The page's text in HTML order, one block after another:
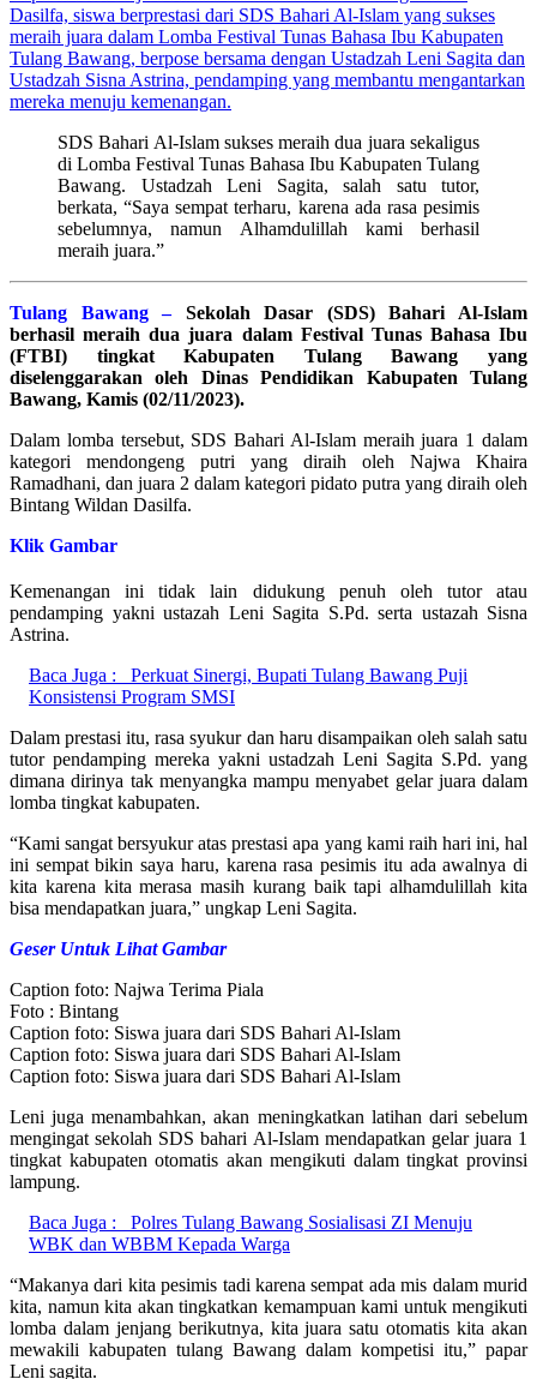
Dasilfa, siswa berprestasi dari SDS Bahari Al-Islam yang sukses
meraih juara dalam Lomba Festival Tunas Bahasa Ibu Kabupaten
Tulang Bawang, berpose bersama dengan Ustadzah Leni Sagita dan
Ustadzah Sisna Astrina, pendamping yang membantu mengantarkan
mereka menuju kemenangan.
SDS Bahari Al-Islam sukses meraih dua juara sekaligus
di Lomba Festival Tunas Bahasa Ibu Kabupaten Tulang
Bawang. Ustadzah Leni Sagita, salah satu tutor,
berkata, “Saya sempat terharu, karena ada rasa pesimis
sebelumnya, namun Alhamdulillah kami berhasil
meraih juara.”
Tulang Bawang –Sekolah Dasar (SDS) Bahari Al-Islam
berhasil meraih dua juara dalam Festival Tunas Bahasa Ibu
(FTBI) tingkat Kabupaten Tulang Bawang yang
diselenggarakan oleh Dinas Pendidikan Kabupaten Tulang
Bawang, Kamis (02/11/2023).
Dalam lomba tersebut, SDS Bahari Al-Islam meraih juara 1 dalam
kategori mendongeng putri yang diraih oleh Najwa Khaira
Ramadhani, dan juara 2 dalam kategori pidato putra yang diraih oleh
Bintang Wildan Dasilfa.
Klik Gambar
Kemenangan ini tidak lain didukung penuh oleh tutor atau
pendamping yakni ustazah Leni Sagita S.Pd. serta ustazah Sisna
Astrina.
Baca Juga :
Perkuat Sinergi, Bupati Tulang Bawang Puji
Konsistensi Program SMSI
Dalam prestasi itu, rasa syukur dan haru disampaikan oleh salah satu
tutor pendamping mereka yakni ustadzah Leni Sagita S.Pd. yang
dimana dirinya tak menyangka mampu menyabet gelar juara dalam
lomba tingkat kabupaten.
“Kami sangat bersyukur atas prestasi apa yang kami raih hari ini, hal
ini sempat bikin saya haru, karena rasa pesimis itu ada awalnya di
kita karena kita merasa masih kurang baik tapi alhamdulillah kita
bisa mendapatkan juara,” ungkap Leni Sagita.
Geser Untuk Lihat Gambar
Caption foto: Najwa Terima Piala
Foto : Bintang
Caption foto: Siswa juara dari SDS Bahari Al-Islam
Caption foto: Siswa juara dari SDS Bahari Al-Islam
Caption foto: Siswa juara dari SDS Bahari Al-Islam
Leni juga menambahkan, akan meningkatkan latihan dari sebelum
mengingat sekolah SDS bahari Al-Islam mendapatkan gelar juara 1
tingkat kabupaten otomatis akan mengikuti dalam tingkat provinsi
lampung.
Baca Juga :
Polres Tulang Bawang Sosialisasi ZI Menuju
WBK dan WBBM Kepada Warga
“Makanya dari kita pesimis tadi karena sempat ada mis dalam murid
kita, namun kita akan tingkatkan kemampuan kami untuk mengikuti
lomba dalam jenjang berikutnya, kita juara satu otomatis kita akan
mewakili kabupaten tulang Bawang dalam kompetisi itu,” papar
Leni sagita.